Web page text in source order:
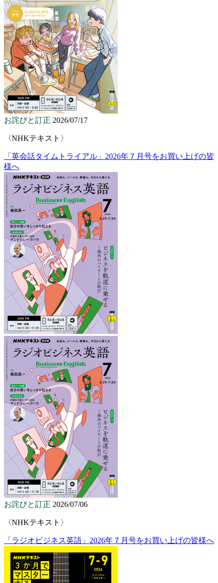
お詫びと訂正 2026/07/17
〈NHKテキスト〉
「英会話タイムトライアル」2026年７月号をお買い上げの皆
様へ
お詫びと訂正 2026/07/06
〈NHKテキスト〉
「ラジオビジネス英語」2026年７月号をお買い上げの皆様へ